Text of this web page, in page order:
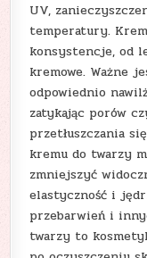
UV,
temperatury.
konsystencje, od
kremowe. Ważne
odpowiednio
zatykając porów
przetłuszczania
kremu do twarzy
zmniejszyć
elastyczność i
przebarwień i
twarzy to